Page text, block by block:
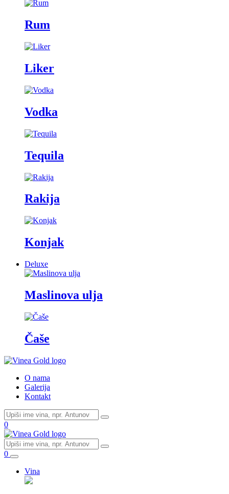
Rum
Liker
Vodka
Tequila
Rakija
Konjak
Deluxe
Maslinova ulja
Čaše
O nama
Galerija
Kontakt
0
0
Vina